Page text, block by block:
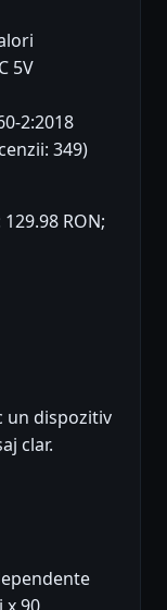
5V
2:2018
349)
RON;
un dispozitiv
clar.